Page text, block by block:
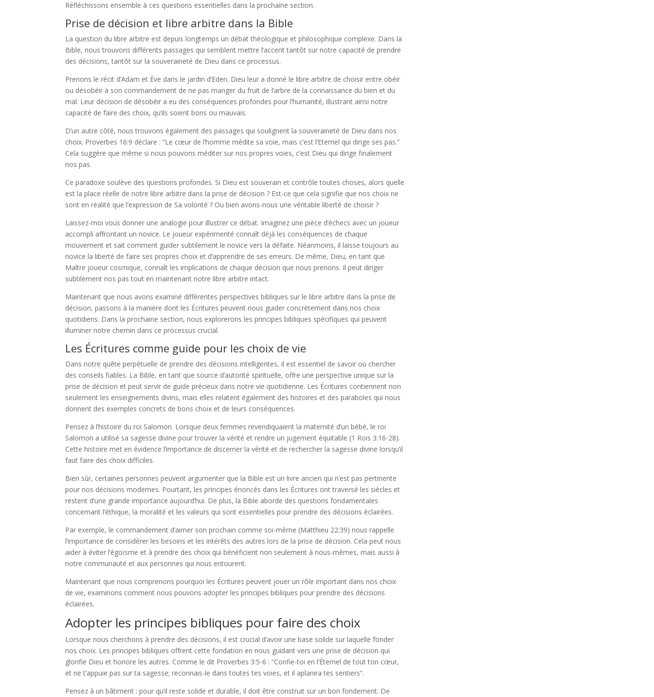
Réfléchissons ensemble à ces questions essentielles dans la prochaine section.
Prise de décision et libre arbitre dans la Bible
La question du libre arbitre est depuis longtemps un débat théologique et philosophique complexe. Dans la
Bible, nous trouvons différents passages qui semblent mettre l’accent tantôt sur notre capacité de prendre
des décisions, tantôt sur la souveraineté de Dieu dans ce processus.
Prenons le récit d’Adam et Ève dans le jardin d’Eden. Dieu leur a donné le libre arbitre de choisir entre obéir
ou désobéir à son commandement de ne pas manger du fruit de l’arbre de la connaissance du bien et du
mal. Leur décision de désobéir a eu des conséquences profondes pour l’humanité, illustrant ainsi notre
capacité de faire des choix, qu’ils soient bons ou mauvais.
D’un autre côté, nous trouvons également des passages qui soulignent la souveraineté de Dieu dans nos
choix. Proverbes 16:9 déclare : “Le cœur de l’homme médite sa voie, mais c’est l’Eternel qui dirige ses pas.”
Cela suggère que même si nous pouvons méditer sur nos propres voies, c’est Dieu qui dirige finalement
nos pas.
Ce paradoxe soulève des questions profondes. Si Dieu est souverain et contrôle toutes choses, alors quelle
est la place réelle de notre libre arbitre dans la prise de décision ? Est-ce que cela signifie que nos choix ne
sont en réalité que l’expression de Sa volonté ? Ou bien avons-nous une véritable liberté de choisir ?
Laissez-moi vous donner une analogie pour illustrer ce débat. Imaginez une pièce d’échecs avec un joueur
accompli affrontant un novice. Le joueur expérimenté connaît déjà les conséquences de chaque
mouvement et sait comment guider subtilement le novice vers la défaite. Néanmoins, il laisse toujours au
novice la liberté de faire ses propres choix et d’apprendre de ses erreurs. De même, Dieu, en tant que
Maître joueur cosmique, connaît les implications de chaque décision que nous prenons. Il peut diriger
subtilement nos pas tout en maintenant notre libre arbitre intact.
Maintenant que nous avons examiné différentes perspectives bibliques sur le libre arbitre dans la prise de
décision, passons à la manière dont les Écritures peuvent nous guider concrètement dans nos choix
quotidiens. Dans la prochaine section, nous explorerons les principes bibliques spécifiques qui peuvent
illuminer notre chemin dans ce processus crucial.
Les Écritures comme guide pour les choix de vie
Dans notre quête perpétuelle de prendre des décisions intelligentes, il est essentiel de savoir où chercher
des conseils fiables. La Bible, en tant que source d’autorité spirituelle, offre une perspective unique sur la
prise de décision et peut servir de guide précieux dans notre vie quotidienne. Les Écritures contiennent non
seulement les enseignements divins, mais elles relatent également des histoires et des paraboles qui nous
donnent des exemples concrets de bons choix et de leurs conséquences.
Pensez à l’histoire du roi Salomon. Lorsque deux femmes revendiquaient la maternité d’un bébé, le roi
Salomon a utilisé sa sagesse divine pour trouver la vérité et rendre un jugement équitable (1 Rois 3:16-28).
Cette histoire met en évidence l’importance de discerner la vérité et de rechercher la sagesse divine lorsqu’il
faut faire des choix difficiles.
Bien sûr, certaines personnes peuvent argumenter que la Bible est un livre ancien qui n’est pas pertinente
pour nos décisions modernes. Pourtant, les principes énoncés dans les Écritures ont traversé les siècles et
restent d’une grande importance aujourd’hui. De plus, la Bible aborde des questions fondamentales
concernant l’éthique, la moralité et les valeurs qui sont essentielles pour prendre des décisions éclairées.
Par exemple, le commandement d’aimer son prochain comme soi-même (Matthieu 22:39) nous rappelle
l’importance de considérer les besoins et les intérêts des autres lors de la prise de décision. Cela peut nous
aider à éviter l’égoïsme et à prendre des choix qui bénéficient non seulement à nous-mêmes, mais aussi à
notre communauté et aux personnes qui nous entourent.
Maintenant que nous comprenons pourquoi les Écritures peuvent jouer un rôle important dans nos choix
de vie, examinons comment nous pouvons adopter les principes bibliques pour prendre des décisions
éclairées.
Adopter les principes bibliques pour faire des choix
Lorsque nous cherchons à prendre des décisions, il est crucial d’avoir une base solide sur laquelle fonder
nos choix. Les principes bibliques offrent cette fondation en nous guidant vers une prise de décision qui
glorifie Dieu et honore les autres. Comme le dit Proverbes 3:5-6 : “Confie-toi en l’Éternel de tout ton cœur,
et ne t’appuie pas sur ta sagesse; reconnais-le dans toutes tes voies, et il aplanira tes sentiers”.
Pensez à un bâtiment : pour qu’il reste solide et durable, il doit être construit sur un bon fondement. De